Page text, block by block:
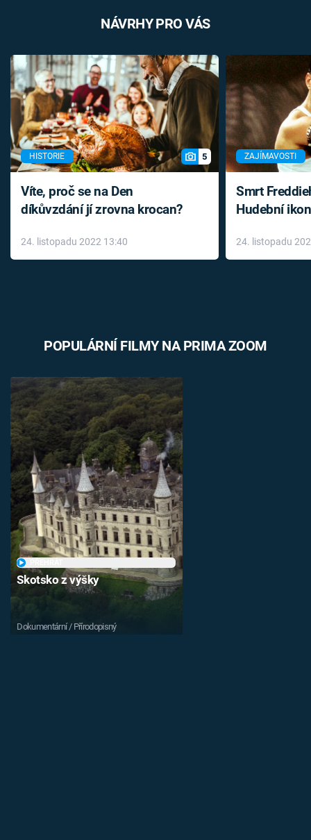
NÁVRHY PRO VÁS
HISTORIE 5
Víte, proč se na Den
díkůvzdání jí zrovna krocan?
24. listopadu 2022 13:40
ZAJÍMAVOSTI
Smrt
Hudební
léky
24. listopadu
POPULÁRNÍ FILMY NA PRIMA ZOOM
Skotsko z výšky
Dokumentární / Přírodopisný